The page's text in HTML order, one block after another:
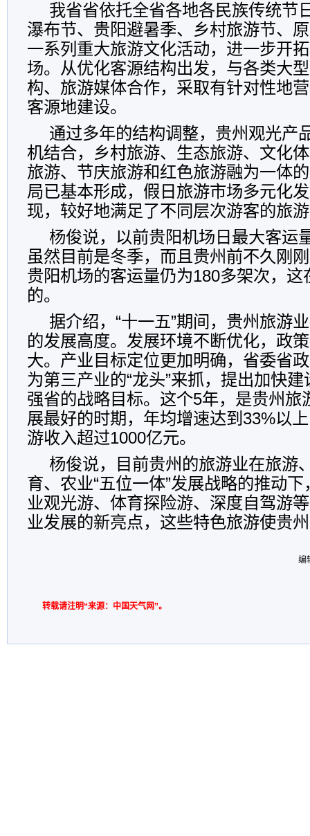
我省省依托全省各地各民族传统节
瀑布节、贵阳避暑季、乡村旅游节、
一系列重大旅游文化活动，进一步开
场。从优化客源结构出发，与各类大
构、旅游媒体合作，采取有针对性地
客源地建设。
通过多年的结构调整，贵州观光产
机结合，乡村旅游、生态旅游、文化
旅游、节庆旅游和红色旅游融为一体
局已基本形成，假日旅游市场多元化
现，较好地满足了不同层次游客的旅
杨俊说，以前贵阳机场日最大客运
虽然目前是冬季，而且贵州前不久刚
贵阳机场的客运量仍为180多架次，这
的。
据介绍，“十一五”期间，贵州旅游
的发展高度。发展环境不断优化，政
大。产业目标定位更加明确，省委省
为第三产业的“龙头”来抓，提出加快
强省的战略目标。这个5年，是贵州旅
展最好的时期，年均增速达到33%以
游收入超过1000亿元。
杨俊说，目前贵州的旅游业在旅游
育、农业“五位一体”发展战略的推动
业观光游、体育探险游、深度自驾游
业发展的新亮点，这些特色旅游使贵
编
转载请注明“来源：中国天气网”。